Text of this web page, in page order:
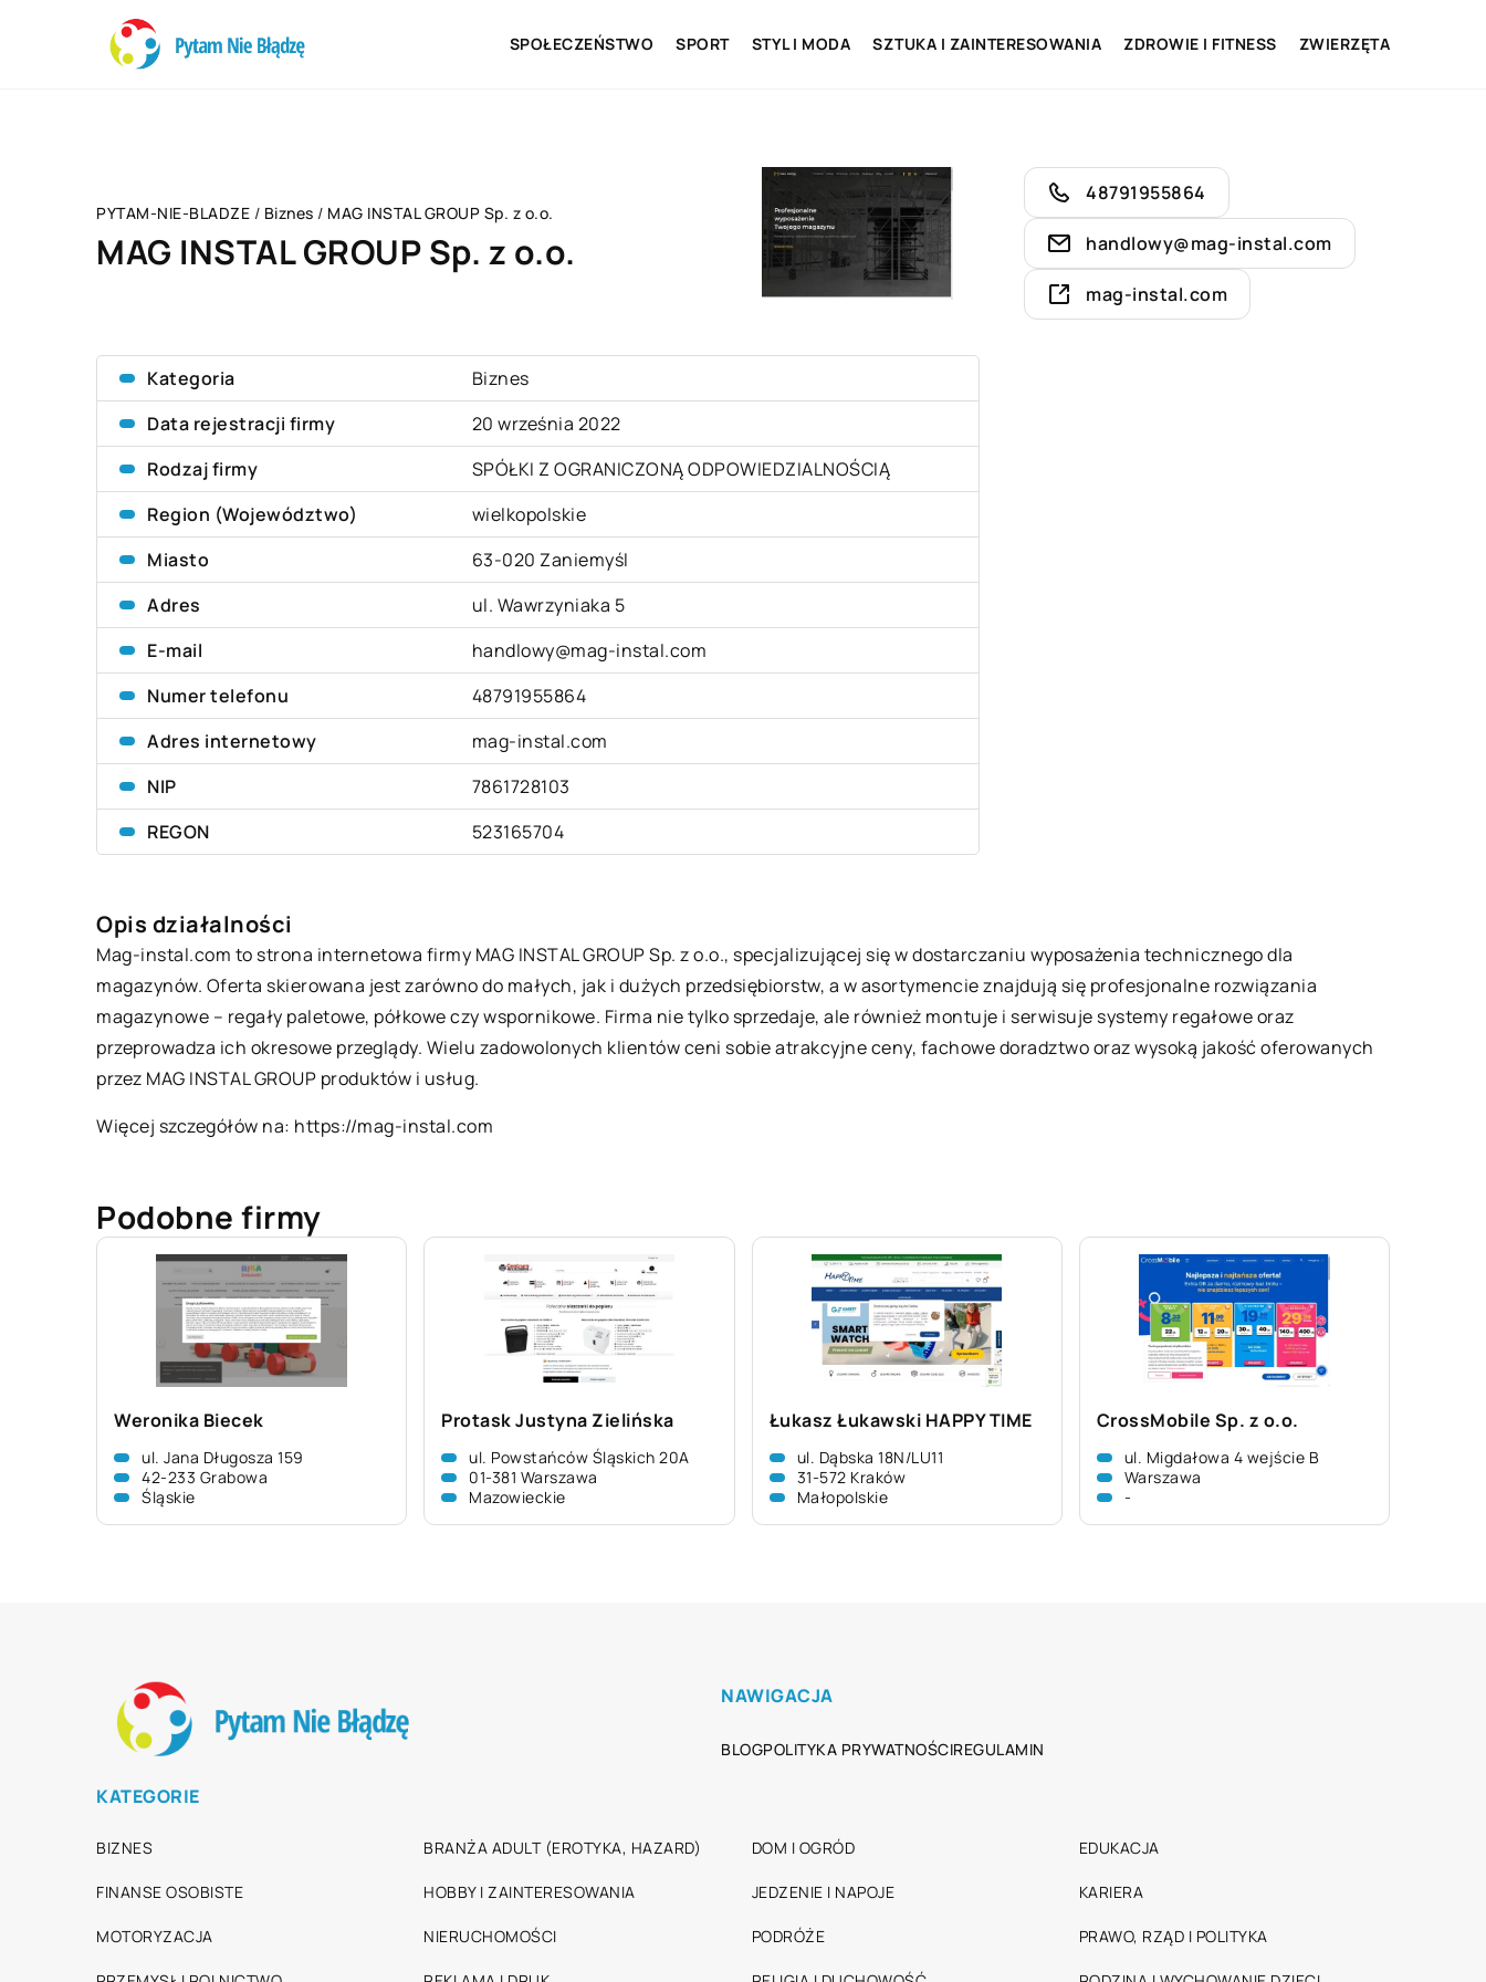
SPOŁECZEŃSTWO SPORT STYL I MODA SZTUKA I ZAINTERESOWANIA ZDROWIE I FITNESS ZWIERZĘTA
PYTAM-NIE-BLADZE / Biznes / MAG INSTAL GROUP Sp. z o.o.
MAG INSTAL GROUP Sp. z o.o.
Kategoria
Biznes
Data rejestracji firmy
20 września 2022
Rodzaj firmy
SPÓŁKI Z OGRANICZONĄ ODPOWIEDZIALNOŚCIĄ
Region (Województwo)
wielkopolskie
Miasto
63-020 Zaniemyśl
Adres
ul. Wawrzyniaka 5
E-mail
handlowy@mag-instal.com
Numer telefonu
48791955864
Adres internetowy
mag-instal.com
NIP
7861728103
REGON
523165704
48791955864
handlowy@mag-instal.com
mag-instal.com
Opis działalności
Mag-instal.com to strona internetowa firmy MAG INSTAL GROUP Sp. z o.o., specjalizującej się w dostarczaniu wyposażenia technicznego dla
magazynów. Oferta skierowana jest zarówno do małych, jak i dużych przedsiębiorstw, a w asortymencie znajdują się profesjonalne rozwiązania
magazynowe – regały paletowe, półkowe czy wspornikowe. Firma nie tylko sprzedaje, ale również montuje i serwisuje systemy regałowe oraz
przeprowadza ich okresowe przeglądy. Wielu zadowolonych klientów ceni sobie atrakcyjne ceny, fachowe doradztwo oraz wysoką jakość oferowanych
przez MAG INSTAL GROUP produktów i usług.
Więcej szczegółów na: https://mag-instal.com
Podobne firmy
Weronika Biecek
ul. Jana Długosza 159
42-233 Grabowa
Śląskie
Protask Justyna Zielińska
ul. Powstańców Śląskich 20A
01-381 Warszawa
Mazowieckie
Łukasz Łukawski HAPPY TIME
ul. Dąbska 18N/LU11
31-572 Kraków
Małopolskie
CrossMobile Sp. z o.o.
ul. Migdałowa 4 wejście B
Warszawa
-
NAWIGACJA
BLOGPOLITYKA PRYWATNOŚCIREGULAMIN
KATEGORIE
BIZNES BRANŻA ADULT (EROTYKA, HAZARD) DOM I OGRÓD EDUKACJA
FINANSE OSOBISTE HOBBY I ZAINTERESOWANIA JEDZENIE I NAPOJE KARIERA
MOTORYZACJA NIERUCHOMOŚCI PODRÓŻE PRAWO, RZĄD I POLITYKA